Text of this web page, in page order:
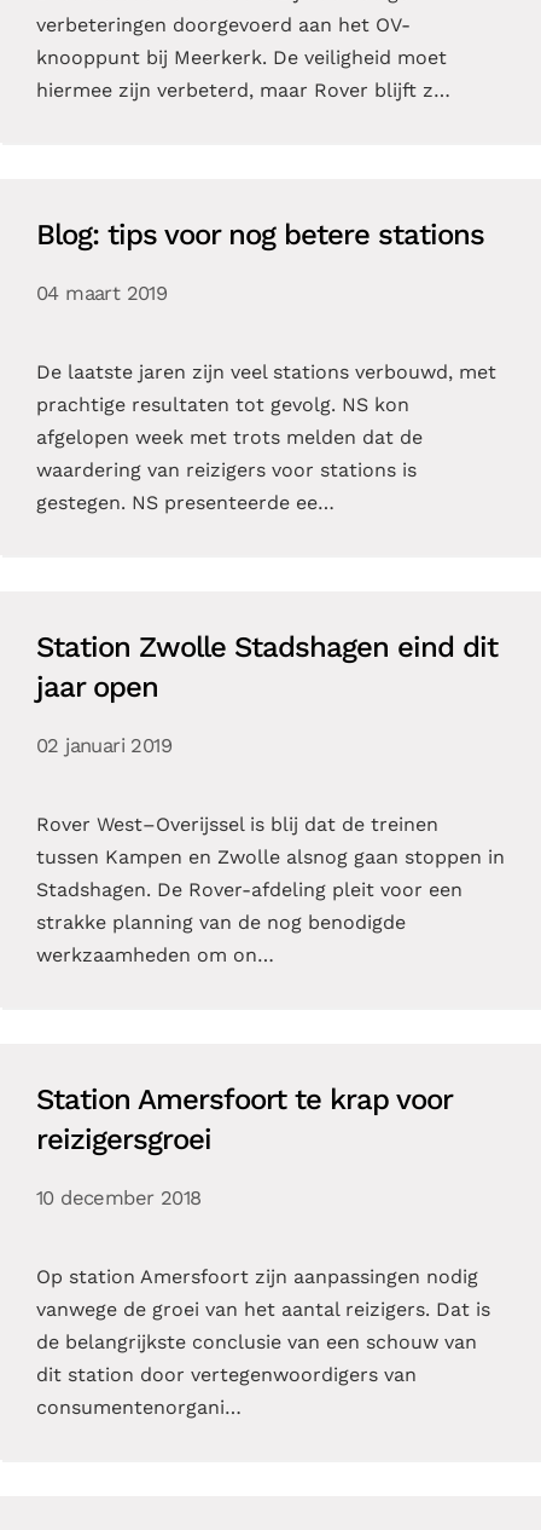
verbeteringen doorgevoerd aan het OV-
knooppunt bij Meerkerk. De veiligheid moet
hiermee zijn verbeterd, maar Rover blijft z…
Blog: tips voor nog betere stations
04 maart 2019
De laatste jaren zijn veel stations verbouwd, met
prachtige resultaten tot gevolg. NS kon
afgelopen week met trots melden dat de
waardering van reizigers voor stations is
gestegen. NS presenteerde ee…
Station Zwolle Stadshagen eind dit
jaar open
02 januari 2019
Rover West–Overijssel is blij dat de treinen
tussen Kampen en Zwolle alsnog gaan stoppen in
Stadshagen. De Rover-afdeling pleit voor een
strakke planning van de nog benodigde
werkzaamheden om on…
Station Amersfoort te krap voor
reizigersgroei
10 december 2018
Op station Amersfoort zijn aanpassingen nodig
vanwege de groei van het aantal reizigers. Dat is
de belangrijkste conclusie van een schouw van
dit station door vertegenwoordigers van
consumentenorgani…